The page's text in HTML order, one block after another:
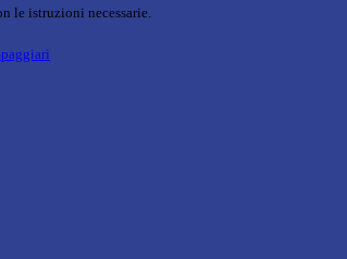
le istruzioni necessarie.